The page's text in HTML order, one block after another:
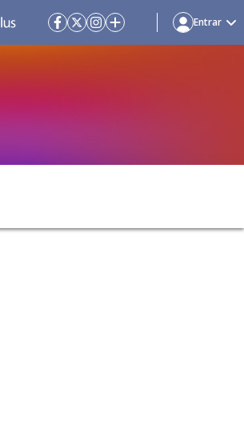
Entrar